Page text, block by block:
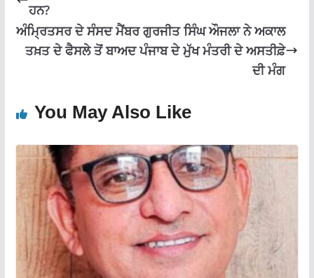
ਹਨ?
ਅੰਮ੍ਰਿਤਸਰ ਦੇ ਸੰਸਦ ਮੈਂਬਰ ਗੁਰਜੀਤ ਸਿੰਘ ਔਜਲਾ ਨੇ ਅਕਾਲ
ਤਖ਼ਤ ਦੇ ਫੈਸਲੇ ਤੋਂ ਬਾਅਦ ਪੰਜਾਬ ਦੇ ਮੁੱਖ ਮੰਤਰੀ ਦੇ ਅਸਤੀਫ਼ੇ
ਦੀ ਮੰਗ
You May Also Like